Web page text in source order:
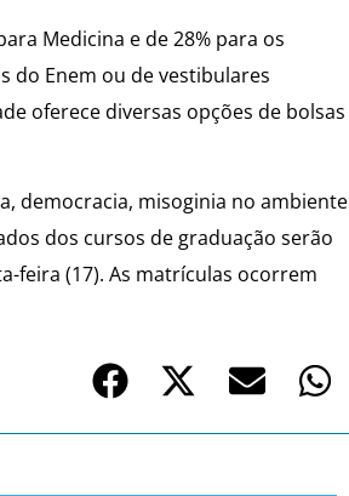
Medicina e de 28% para os
do Enem ou de vestibulares
oferece diversas opções de bolsas
democracia, misoginia no ambiente
dos cursos de graduação serão
feira (17). As matrículas ocorrem